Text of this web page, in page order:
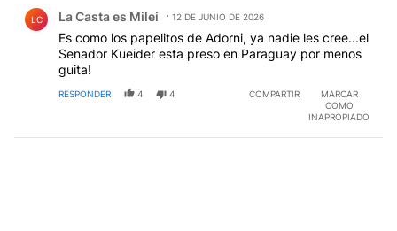
LC La Casta es Milei 12 DE JUNIO DE 2026
Es como los papelitos de Adorni, ya nadie les cree...el
Senador Kueider esta preso en Paraguay por menos
guita!
RESPONDER 4 4 COMPARTIR
MARCAR
COMO
INAPROPIADO